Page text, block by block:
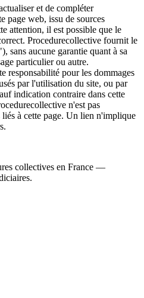
et de compléter
page web, issu de sources
attention, il est possible que le
Procedurecollective fournit le
sans aucune garantie quant à sa
particulier ou autre.
responsabilité pour les dommages
par l'utilisation du site, ou par
indication contraire dans cette
n'est pas
à cette page. Un lien n'implique
collectives en France —